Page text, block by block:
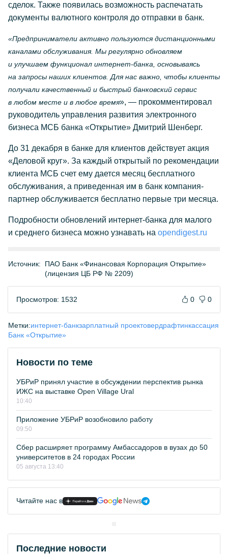
сделок. Также появилась возможность распечатать
документы валютного контроля до отправки в банк.
«Предприниматели активно пользуются дистанционными
каналами обслуживания. Мы регулярно обновляем
и улучшаем функционал интернет-банка, основываясь
на запросы наших клиентов. Для нас важно, чтобы клиенты
получали качественный и быстрый банковский сервис
в любом месте и в любое время», — прокомментировал
руководитель управления развития электронного
бизнеса МСБ банка «Открытие» Дмитрий Шенберг.
До 31 декабря в банке для клиентов действует акция
«Деловой круг». За каждый открытый по рекомендации
клиента МСБ счет ему дается месяц бесплатного
обслуживания, а приведенная им в банк компания-
партнер обслуживается бесплатно первые три месяца.
Подробности обновлений интернет-банка для малого
и среднего бизнеса можно узнавать на opendigest.ru
Источник:
ПАО Банк «Финансовая Корпорация Открытие»
(лицензия ЦБ РФ № 2209)
Просмотров: 1532 0 0
Метки:интернет-банкзарплатный проектовердрафтинкассация
Банк «Открытие»
Новости по теме
УБРиР принял участие в обсуждении перспектив рынка
ИЖС на выставке Open Village Ural
10:40
Приложение УБРиР возобновило работу
09:50
Сбер расширяет программу Амбассадоров в вузах до 50
университетов в 24 городах России
05 августа 13:40
Читайте нас в
Последние новости